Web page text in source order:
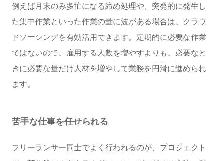
例えば月末のみ多忙になる締め処理や、突発的に発生し
た集中作業といった作業の量に波がある場合は、クラウ
ドソーシングを有効活用できます。定期的に必要な作業
ではないので、雇用する人数を増やすよりも、必要なと
きに必要な量だけ人材を増やして業務を円滑に進められ
ます。
苦手な仕事を任せられる
フリーランサー同士でよく行われるのが、プロジェクト